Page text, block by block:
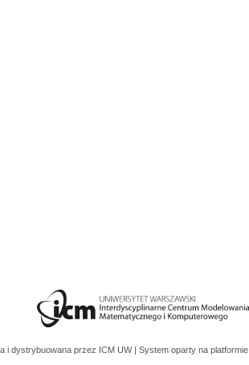
i dystrybuowana przez ICM UW | System oparty na platformie